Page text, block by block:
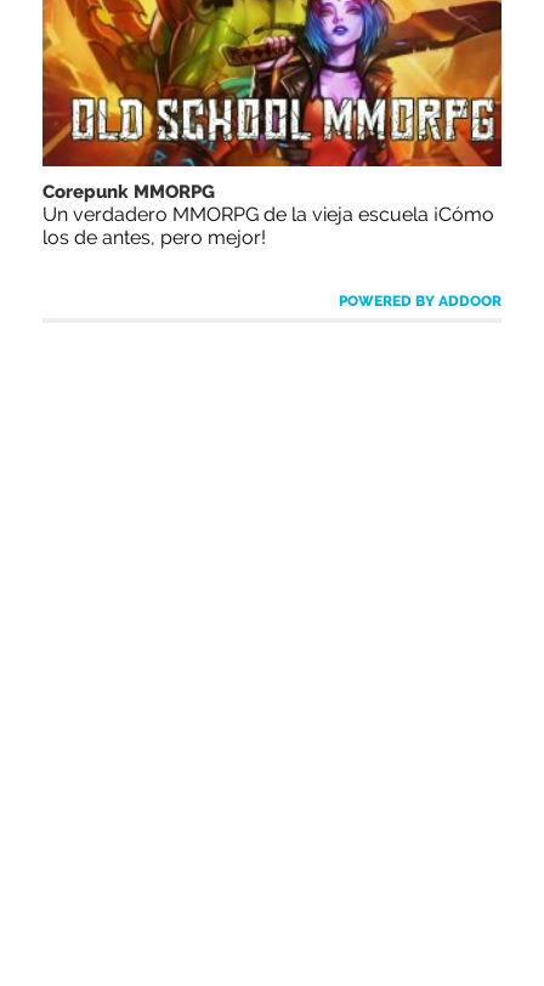
Corepunk MMORPG
Un verdadero MMORPG de la vieja escuela ¡Cómo
los de antes, pero mejor!
POWERED BY ADDOOR